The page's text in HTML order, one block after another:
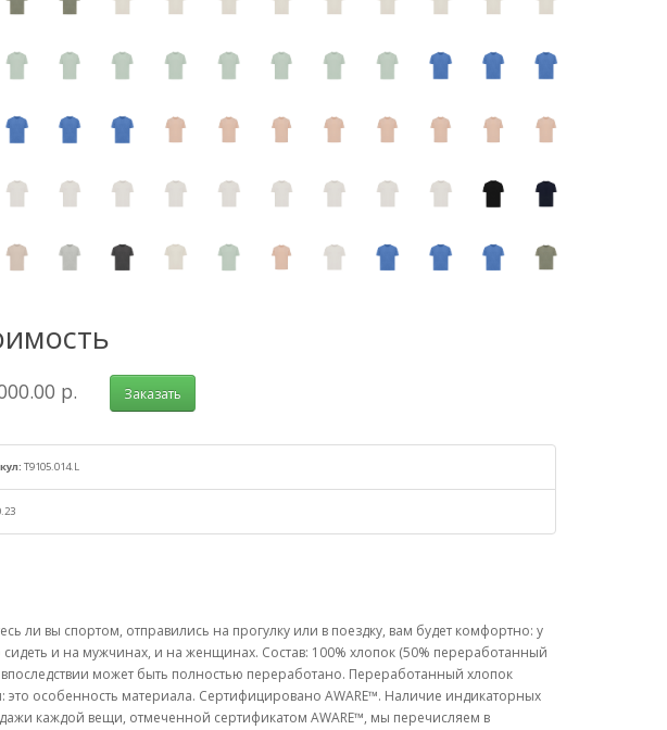
р. Заказать
T9105.014.L
вы спортом, отправились на прогулку или в поездку, вам будет комфортно: у
и на мужчинах, и на женщинах. Состав: 100% хлопок (50% переработанный
может быть полностью переработано. Переработанный хлопок
особенность материала. Сертифицировано AWARE™. Наличие индикаторных
каждой вещи, отмеченной сертификатом AWARE™, мы перечисляем в